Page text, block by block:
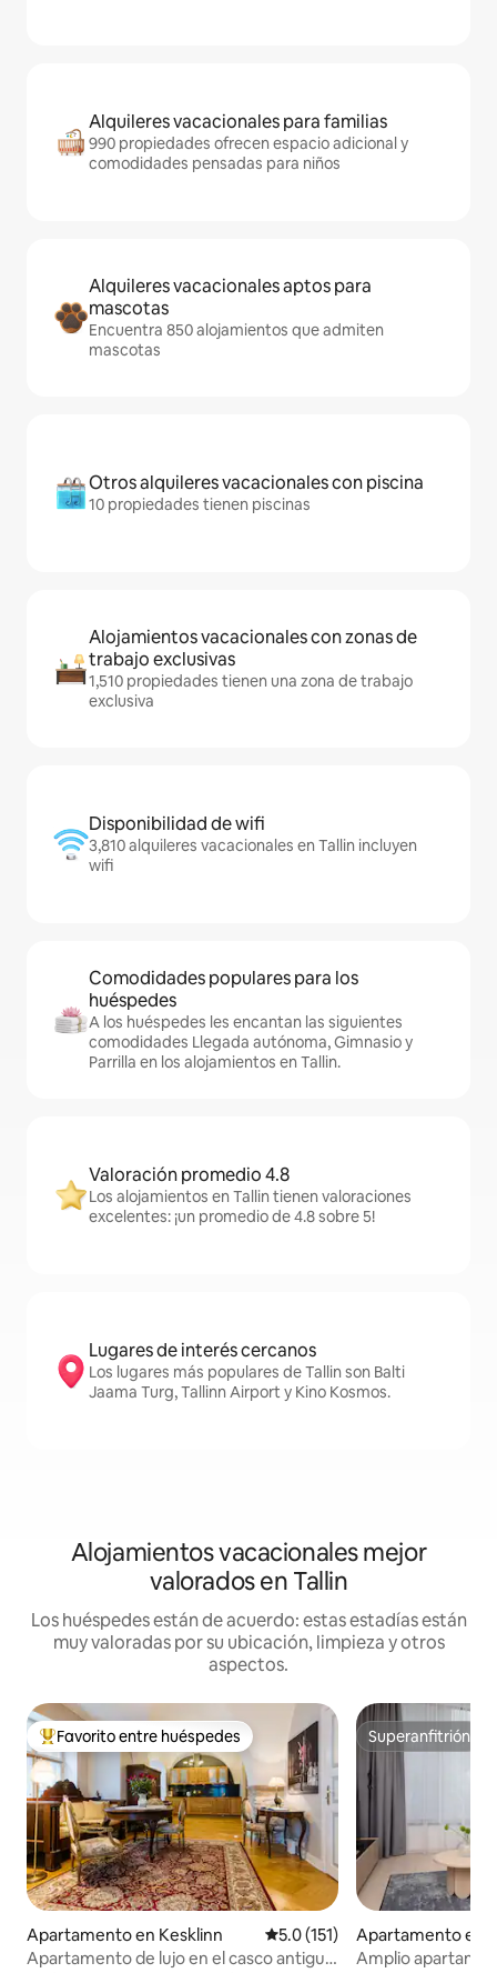
Alquileres vacacionales para familias
990 propiedades ofrecen espacio adicional y
comodidades pensadas para niños
Alquileres vacacionales aptos para
mascotas
Encuentra 850 alojamientos que admiten
mascotas
Otros alquileres vacacionales con piscina
10 propiedades tienen piscinas
Alojamientos vacacionales con zonas de
trabajo exclusivas
1,510 propiedades tienen una zona de trabajo
exclusiva
Disponibilidad de wifi
3,810 alquileres vacacionales en Tallin incluyen
wifi
Comodidades populares para los
huéspedes
A los huéspedes les encantan las siguientes
comodidades Llegada autónoma, Gimnasio y
Parrilla en los alojamientos en Tallin.
Valoración promedio 4.8
Los alojamientos en Tallin tienen valoraciones
excelentes: ¡un promedio de 4.8 sobre 5!
Lugares de interés cercanos
Los lugares más populares de Tallin son Balti
Jaama Turg, Tallinn Airport y Kino Kosmos.
Alojamientos vacacionales mejor
valorados en Tallin
Los huéspedes están de acuerdo: estas estadías están
muy valoradas por su ubicación, limpieza y otros
aspectos.
Favorito entre huéspedes preferido
Favorito entre huéspedes
Apartamento en Kesklinn Calificación promedio: 5.0 de
5.0 (151)
Apartamento de lujo en el casco antiguo
Superanfitrión
Superanfitrión
Apartamento en
Amplio